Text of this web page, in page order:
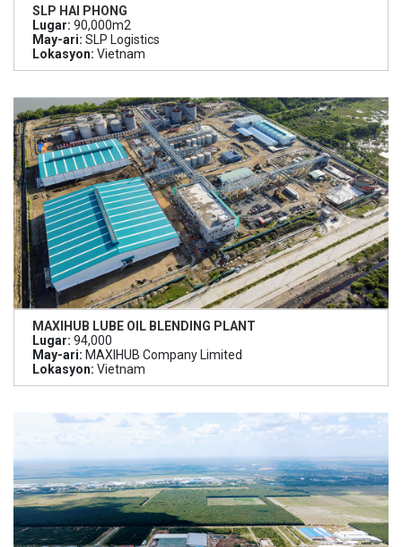
SLP HAI PHONG
Lugar: 90,000m2
May-ari: SLP Logistics
Lokasyon: Vietnam
MAXIHUB LUBE OIL BLENDING PLANT
Lugar: 94,000
May-ari: MAXIHUB Company Limited
Lokasyon: Vietnam